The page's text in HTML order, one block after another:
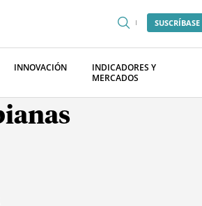
SUSCRÍBASE
INNOVACIÓN
INDICADORES Y
MERCADOS